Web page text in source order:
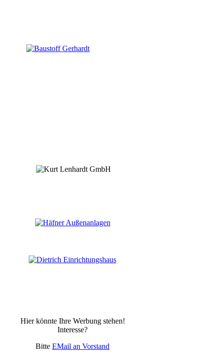
Hier könnte Ihre Werbung stehen!
Interesse?
Bitte EMail an Vorstand